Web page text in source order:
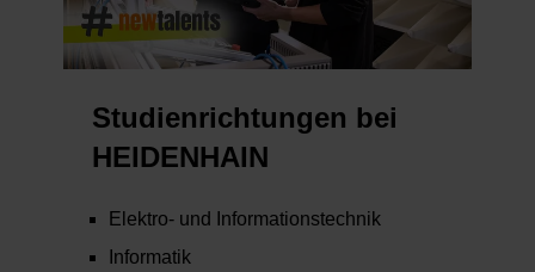
Studienrichtungen bei
HEIDENHAIN
Elektro- und Informationstechnik
Informatik